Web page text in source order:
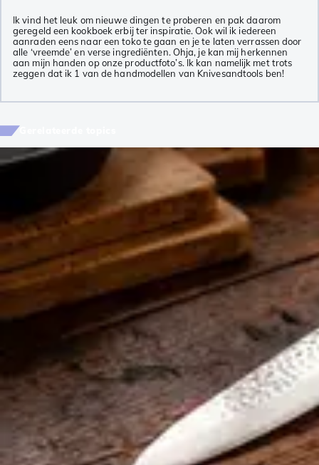
Ik vind het leuk om nieuwe dingen te proberen en pak daarom
geregeld een kookboek erbij ter inspiratie. Ook wil ik iedereen
aanraden eens naar een toko te gaan en je te laten verrassen door
alle ‘vreemde’ en verse ingrediënten. Ohja, je kan mij herkennen
aan mijn handen op onze productfoto’s. Ik kan namelijk met trots
zeggen dat ik 1 van de handmodellen van Knivesandtools ben!